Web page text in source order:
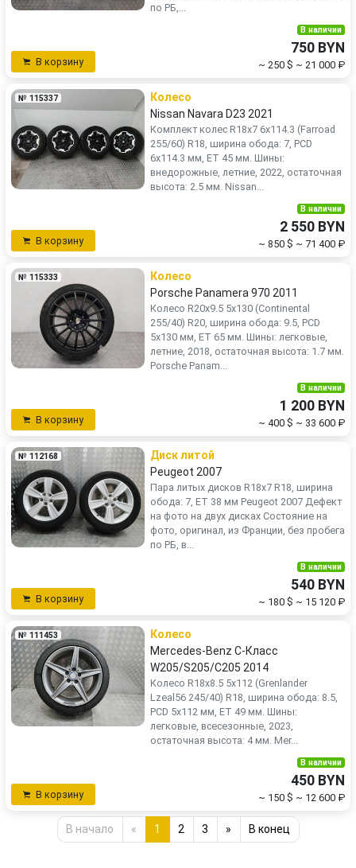
по РБ,...
В корзину
В наличии
750 BYN
~ 250 $ ~ 21 000 ₽
№ 115337
Колесо
Nissan Navara D23 2021
Комплект колес R18x7 6x114.3 (Farroad
255/60) R18, ширина обода: 7, PCD
6x114.3 мм, ET 45 мм. Шины:
внедорожные, летние, 2022, остаточная
высота: 2.5 мм. Nissan...
В корзину
В наличии
2 550 BYN
~ 850 $ ~ 71 400 ₽
№ 115333
Колесо
Porsche Panamera 970 2011
Колесо R20x9.5 5x130 (Continental
255/40) R20, ширина обода: 9.5, PCD
5x130 мм, ET 65 мм. Шины: легковые,
летние, 2018, остаточная высота: 1.7 мм.
Porsche Panam...
В корзину
В наличии
1 200 BYN
~ 400 $ ~ 33 600 ₽
№ 112168
Диск литой
Peugeot 2007
Пара литых дисков R18x7 R18, ширина
обода: 7, ET 38 мм Peugeot 2007 Дефект
на фото на двух дисках Состояние на
фото, оригинал, из Франции, без пробега
по РБ, в...
В корзину
В наличии
540 BYN
~ 180 $ ~ 15 120 ₽
№ 111453
Колесо
Mercedes-Benz C-Класс
W205/S205/C205 2014
Колесо R18x8.5 5x112 (Grenlander
Lzeal56 245/40) R18, ширина обода: 8.5,
PCD 5x112 мм, ET 49 мм. Шины:
легковые, всесезонные, 2023,
остаточная высота: 4 мм. Mer...
В корзину
В наличии
450 BYN
~ 150 $ ~ 12 600 ₽
В начало « 1 2 3 » В конец